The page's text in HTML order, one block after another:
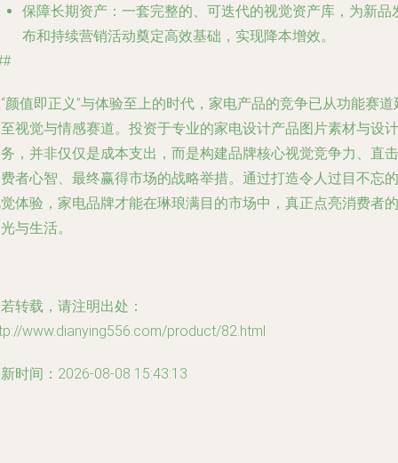
保障长期资产 ：一套完整的、可迭代的视觉资产库，为新品
布和持续营销活动奠定高效基础，实现降本增效。
颜值即正义”与体验至上的时代，家电产品的竞争已从功能赛道
视觉与情感赛道。投资于专业的家电设计产品图片素材与设计
，并非仅仅是成本支出，而是构建品牌核心视觉竞争力、直击
者心智、最终赢得市场的战略举措。通过打造令人过目不忘的
体验，家电品牌才能在琳琅满目的市场中，真正点亮消费者的
与生活。
转载，请注明出处：
www.dianying556.com/product/82.html
时间：2026-08-08 15:43:13